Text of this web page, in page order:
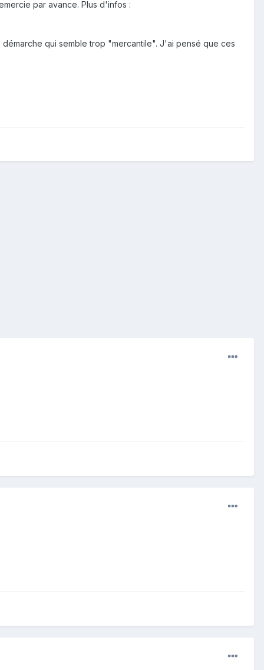
par avance. Plus d'infos :
qui semble trop "mercantile". J'ai pensé que ces